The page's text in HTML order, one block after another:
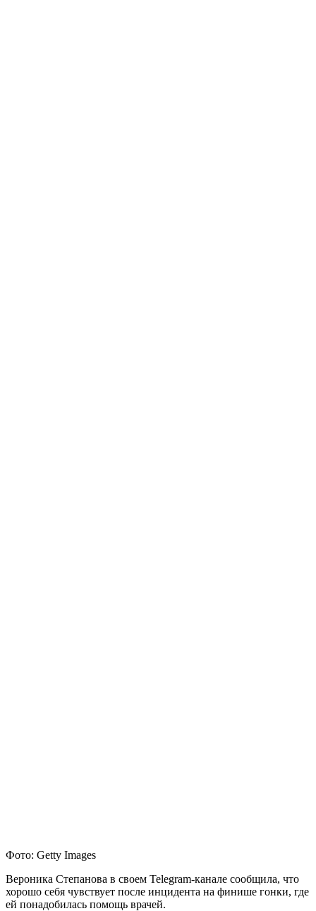
Фото: Getty Images
Вероника Степанова в своем Telegram-канале сообщила, что
хорошо себя чувствует после инцидента на финише гонки, где
ей понадобилась помощь врачей.